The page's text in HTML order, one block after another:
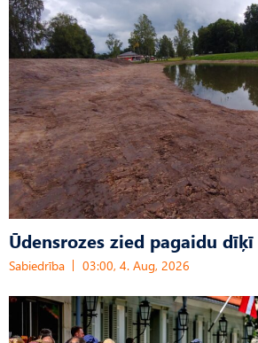
Ūdensrozes zied pagaidu dīķī
Sabiedrība 03:00, 4. Aug, 2026